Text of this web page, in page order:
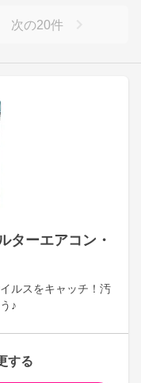
ターエアコン・
ルスをキャッチ！汚
♪
する
次の20件